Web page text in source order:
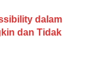
dalam
dan Tidak